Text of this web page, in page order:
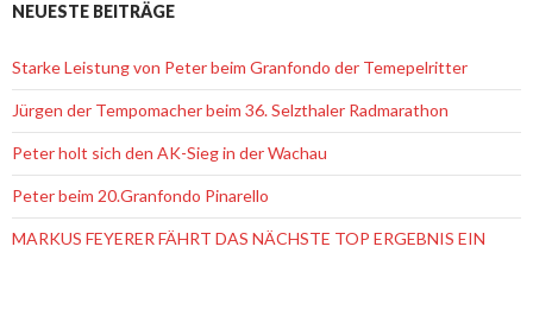
NEUESTE BEITRÄGE
Starke Leistung von Peter beim Granfondo der Temepelritter
Jürgen der Tempomacher beim 36. Selzthaler Radmarathon
Peter holt sich den AK-Sieg in der Wachau
Peter beim 20.Granfondo Pinarello
MARKUS FEYERER FÄHRT DAS NÄCHSTE TOP ERGEBNIS EIN